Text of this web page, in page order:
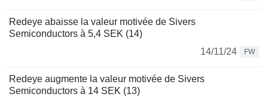
Redeye abaisse la valeur motivée de Sivers
Semiconductors à 5,4 SEK (14)
14/11/24
FW
Redeye augmente la valeur motivée de Sivers
Semiconductors à 14 SEK (13)